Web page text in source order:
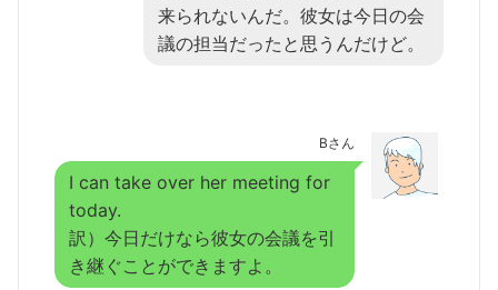
来られないんだ。彼女は今日の会
議の担当だったと思うんだけど。
Bさん
I can take over her meeting for
today.
訳）今日だけなら彼女の会議を引
き継ぐことができますよ。